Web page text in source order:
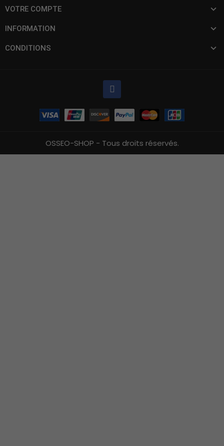
VOTRE COMPTE
INFORMATION
CONDITIONS
OSSEO-SHOP - Tous droits réservés.